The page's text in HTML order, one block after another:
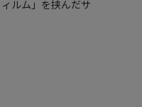
ルム」を挟んだサ